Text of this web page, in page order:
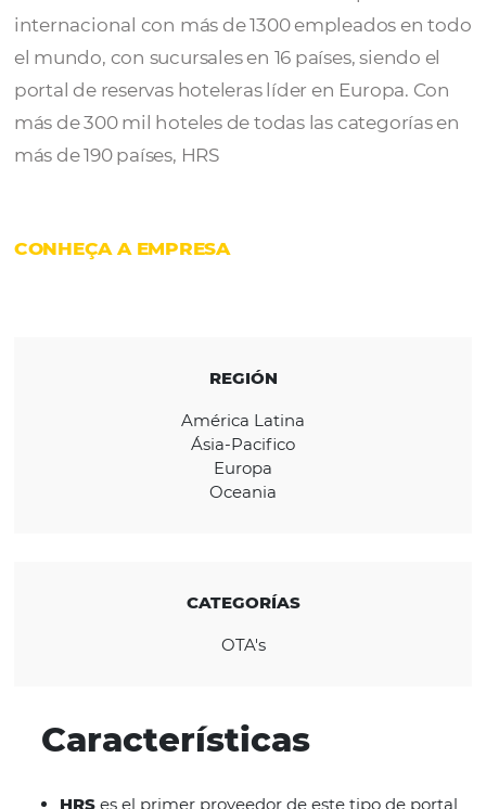
HRSse fundó en 1972 como una agencia de
que ofrece alojamiento durante los
feria. HRS se ha convertido en una empresa
el mundo, con sucursales en 16 países,
CONHEÇA A EMPRESA
REGIÓN
Oceania